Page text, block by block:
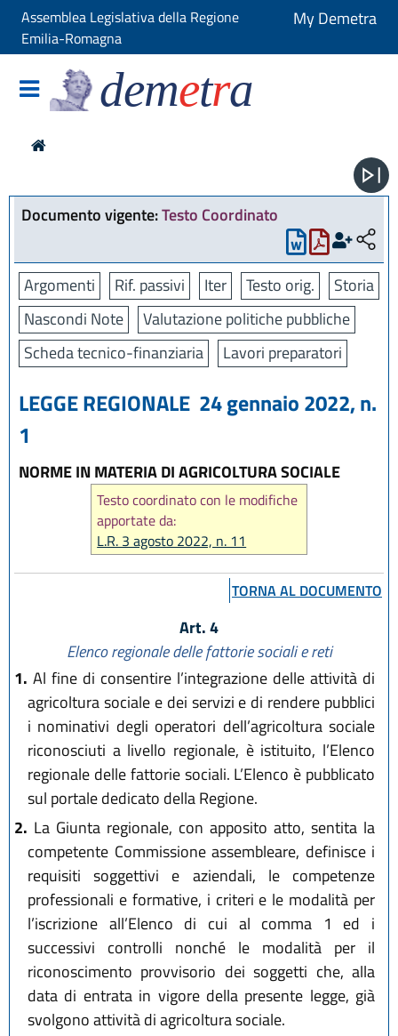
Assemblea Legislativa della Regione
Emilia-Romagna
My Demetra
demetra
Documento vigente:Testo Coordinato
Argomenti Rif. passivi Iter Testo orig.
Storia
Nascondi Note
Valutazione politiche pubbliche
Scheda tecnico-finanziaria
Lavori preparatori
LEGGE REGIONALE 24 gennaio 2022, n.
1
NORME IN MATERIA DI AGRICOLTURA SOCIALE
Testo coordinato con le modifiche
apportate da:
L.R. 3 agosto 2022, n. 11
TORNA AL DOCUMENTO
Art. 4
Elenco regionale delle fattorie sociali e reti
1. Al fine di consentire l’integrazione delle attività di
agricoltura sociale e dei servizi e di rendere pubblici
i nominativi degli operatori dell’agricoltura sociale
riconosciuti a livello regionale, è istituito, l’Elenco
regionale delle fattorie sociali. L’Elenco è pubblicato
sul portale dedicato della Regione.
2. La Giunta regionale, con apposito atto, sentita la
competente Commissione assembleare, definisce i
requisiti soggettivi e aziendali, le competenze
professionali e formative, i criteri e le modalità per
l’iscrizione all’Elenco di cui al comma 1 ed i
successivi controlli nonché le modalità per il
riconoscimento provvisorio dei soggetti che, alla
data di entrata in vigore della presente legge, già
svolgono attività di agricoltura sociale.